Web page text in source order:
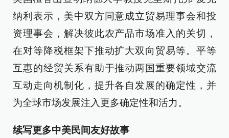
纳利表示，美中双方同意成立贸易理事会和投
资理事会，解决彼此农产品市场准入的关切，
在对等降税框架下推动扩大双向贸易等。平等
互惠的经贸关系有助于推动两国重要领域交流
互动走向机制化，提升各自发展的确定性，并
为全球市场发展注入更多确定性和活力。
续写更多中美民间友好故事